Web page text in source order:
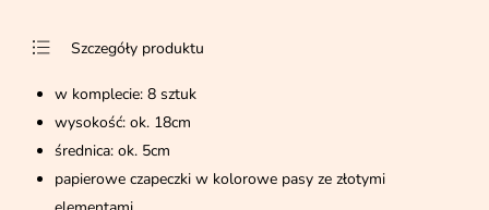
Szczegóły produktu
w komplecie: 8 sztuk
wysokość: ok. 18cm
średnica: ok. 5cm
papierowe czapeczki w kolorowe pasy ze złotymi